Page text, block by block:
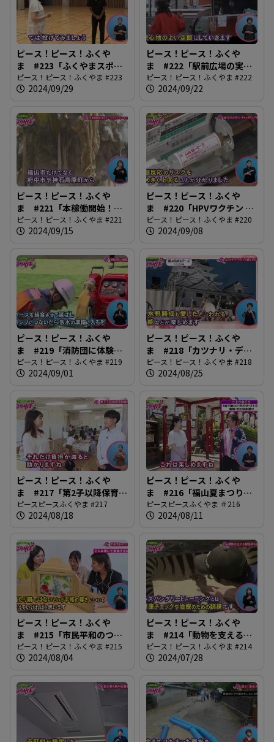
ピース！ピース！ふくや
ま #223「ふくやまスポー
ツフェスティバル2024」
ピース！ピース！ふくやま #223
2024/09/29
ピース！ピース！ふくや
ま #222「駅前広場の実証
実験」
ピース！ピース！ふくやま #222
2024/09/22
ピース！ピース！ふくや
ま #221「本稼働開始！ふ
くやまローズエネルギーセ
ンター」
ピース！ピース！ふくやま #221
2024/09/15
ピース！ピース！ふくや
ま #220「HPVワクチン キ
ャッチアップ接種」
ピース！ピース！ふくやま #220
2024/09/08
ピース！ピース！ふくや
ま #219「消防団に体験入
団」
ピース！ピース！ふくやま #219
2024/09/01
ピース！ピース！ふくや
ま #218「カツナリ・デ・
ナイトで盛り上がろう」
ピース！ピース！ふくやま #218
2024/08/25
ピース！ピース！ふくや
ま #217「第2子以降保育料
無償化」
ピースピースふくやま #217
2024/08/18
ピース！ピース！ふくや
ま #216「福山夏まつり
2024」
ピースピースふくやま ＃216
2024/08/11
ピース！ピース！ふくや
ま #215「市民平和のつど
い」
ピース！ピース！ふくやま #215
2024/08/04
ピース！ピース！ふくや
ま #214「動物を支える獣
医師の仕事」
ピース！ピース！ふくやま #214
2024/07/28